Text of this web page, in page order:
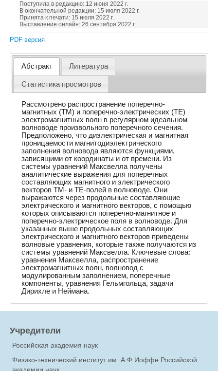
Поступила в редакцию: 12 июня 2022 г.
В окончательной редакции: 15 июля 2022 г.
Принята к печати: 15 июля 2022 г.
Выставление онлайн: 26 сентября 2022 г.
PDF версия
Абстракт Литература
Статистика просмотров
Рассмотрено распространение поперечно-
магнитных (ТМ) и поперечно-электрических (ТЕ)
электромагнитных волн в регулярном идеальном
волноводе произвольного поперечного сечения.
Предположено, что диэлектрическая и магнитная
проницаемости магнитодиэлектрического
заполнения волновода являются функциями,
зависящими от координаты и от времени. Из
системы уравнений Максвелла получены
аналитические выражения для поперечных
составляющих магнитного и электрического
векторов ТМ- и ТЕ-полей в волноводе. Они
выражаются через продольные составляющие
электрического и магнитного векторов, с помощью
которых описываются поперечно-магнитное и
поперечно-электрическое поля в волноводе. Для
указанных выше продольных составляющих
электрического и магнитного векторов приведены
волновые уравнения, которые также получаются из
системы уравнений Максвелла. Ключевые слова:
уравнения Максвелла, распространение
электромагнитных волн, волновод с
модулированным заполнением, поперечные
компоненты, уравнения Гельмгольца, задачи
Дирихле и Неймана.
Учредители
Российская академия наук
Физико-технический институт им. А.Ф.Иоффе Российской